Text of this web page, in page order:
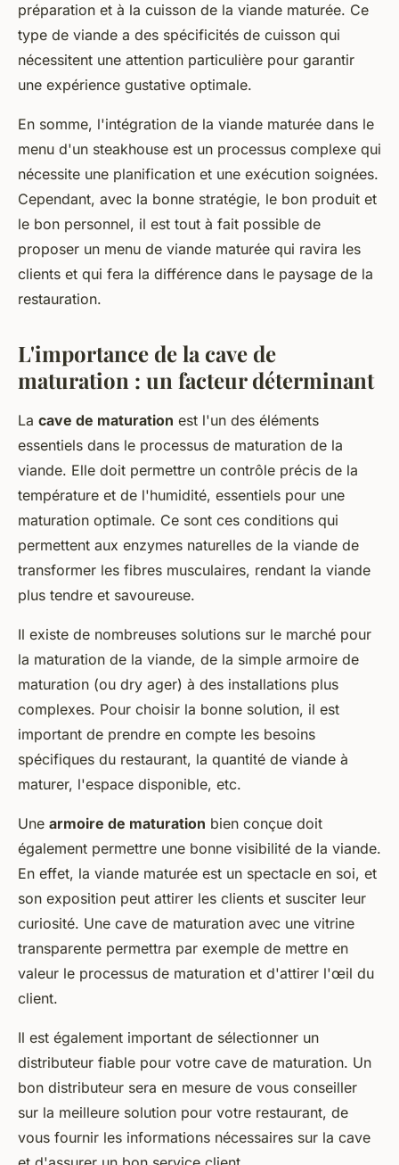
préparation et à la cuisson de la viande maturée. Ce
type de viande a des spécificités de cuisson qui
nécessitent une attention particulière pour garantir
une expérience gustative optimale.
En somme, l'intégration de la viande maturée dans le
menu d'un steakhouse est un processus complexe qui
nécessite une planification et une exécution soignées.
Cependant, avec la bonne stratégie, le bon produit et
le bon personnel, il est tout à fait possible de
proposer un menu de viande maturée qui ravira les
clients et qui fera la différence dans le paysage de la
restauration.
L'importance de la cave de
maturation : un facteur déterminant
La cave de maturation est l'un des éléments
essentiels dans le processus de maturation de la
viande. Elle doit permettre un contrôle précis de la
température et de l'humidité, essentiels pour une
maturation optimale. Ce sont ces conditions qui
permettent aux enzymes naturelles de la viande de
transformer les fibres musculaires, rendant la viande
plus tendre et savoureuse.
Il existe de nombreuses solutions sur le marché pour
la maturation de la viande, de la simple armoire de
maturation (ou dry ager) à des installations plus
complexes. Pour choisir la bonne solution, il est
important de prendre en compte les besoins
spécifiques du restaurant, la quantité de viande à
maturer, l'espace disponible, etc.
Une armoire de maturation bien conçue doit
également permettre une bonne visibilité de la viande.
En effet, la viande maturée est un spectacle en soi, et
son exposition peut attirer les clients et susciter leur
curiosité. Une cave de maturation avec une vitrine
transparente permettra par exemple de mettre en
valeur le processus de maturation et d'attirer l'œil du
client.
Il est également important de sélectionner un
distributeur fiable pour votre cave de maturation. Un
bon distributeur sera en mesure de vous conseiller
sur la meilleure solution pour votre restaurant, de
vous fournir les informations nécessaires sur la cave